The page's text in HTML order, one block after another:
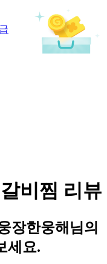
비찜 리뷰
장한웅해님의
세요.